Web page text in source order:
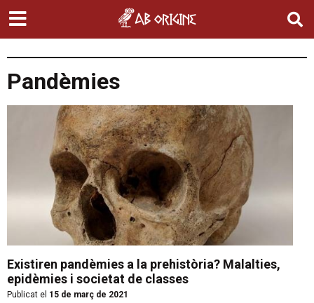
Pandèmies
Existiren pandèmies a la prehistòria? Malalties,
epidèmies i societat de classes
Publicat el 15 de març de 2021